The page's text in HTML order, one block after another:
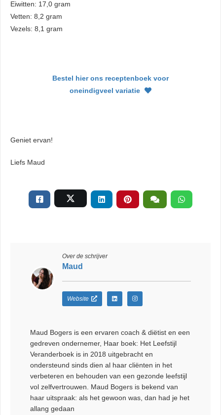
Eiwitten: 17,0 gram
Vetten: 8,2 gram
Vezels: 8,1 gram
Bestel hier ons receptenboek voor
oneindigveel variatie
Geniet ervan!
Liefs Maud
Over de schrijver
Maud
Website
Maud Bogers is een ervaren coach & diëtist en een
gedreven ondernemer, Haar boek: Het Leefstijl
Veranderboek is in 2018 uitgebracht en
ondersteund sinds dien al haar cliënten in het
verbeteren en behouden van een gezonde leefstijl
vol zelfvertrouwen. Maud Bogers is bekend van
haar uitspraak: als het gewoon was, dan had je het
allang gedaan